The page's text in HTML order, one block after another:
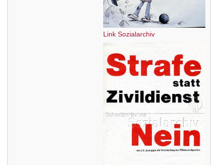
Link Sozialarchiv